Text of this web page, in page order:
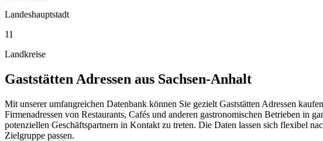
Landeshauptstadt
11
Landkreise
Gaststätten Adressen aus Sachsen-Anhalt
Mit unserer umfangreichen Datenbank können Sie gezielt Gaststätten Adressen
Firmenadressen von Restaurants, Cafés und anderen gastronomischen Betrieben
potenziellen Geschäftspartnern in Kontakt zu treten. Die Daten lassen sich flexibel
Zielgruppe passen.